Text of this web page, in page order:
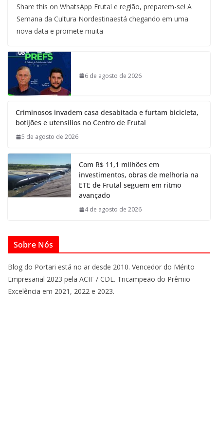
Share this on WhatsApp Frutal e região, preparem-se! A
Semana da Cultura Nordestinaestá chegando em uma
nova data e promete muita
6 de agosto de 2026
Criminosos invadem casa desabitada e furtam bicicleta,
botijões e utensílios no Centro de Frutal
5 de agosto de 2026
Com R$ 11,1 milhões em
investimentos, obras de melhoria na
ETE de Frutal seguem em ritmo
avançado
4 de agosto de 2026
Sobre Nós
Blog do Portari está no ar desde 2010. Vencedor do Mérito
Empresarial 2023 pela ACIF / CDL. Tricampeão do Prêmio
Excelência em 2021, 2022 e 2023.